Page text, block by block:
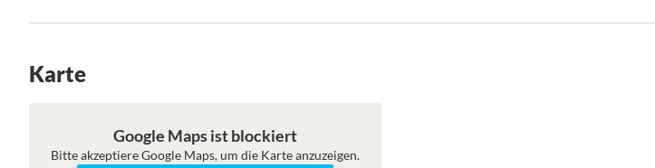
Karte
Roadmap Satellit
Google Maps ist blockiert
Bitte akzeptiere Google Maps, um die Karte anzuzeigen.